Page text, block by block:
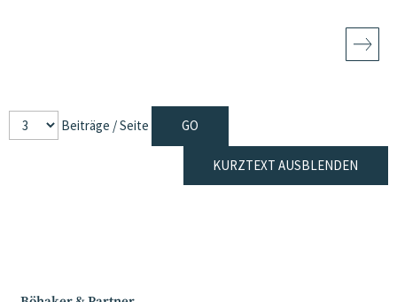
Beiträge / Seite
KURZTEXT AUSBLENDEN